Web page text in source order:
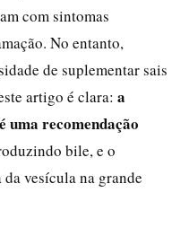
com sintomas
No entanto,
de suplementar sais
artigo é clara: a
uma recomendação
bile, e o
vesícula na grande